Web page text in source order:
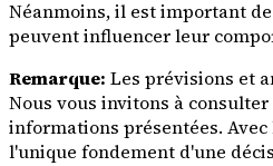
Néanmoins, il est important
peuvent influencer leur
Remarque: Les prévisions et
Nous vous invitons à
informations présentées.
l'unique fondement d'une